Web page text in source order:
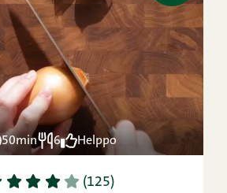
50min 6 Helppo
2 3 4 5 (125)